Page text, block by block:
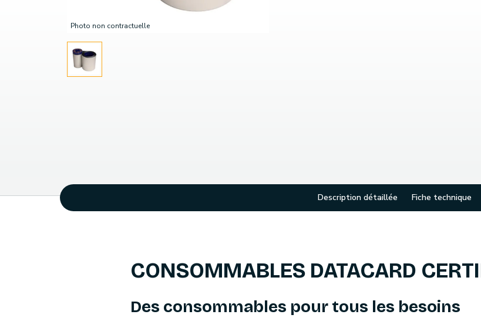
Photo non contractuelle
Description détaillée Fiche technique
CONSOMMABLES DATACARD
Des consommables pour tous les besoins